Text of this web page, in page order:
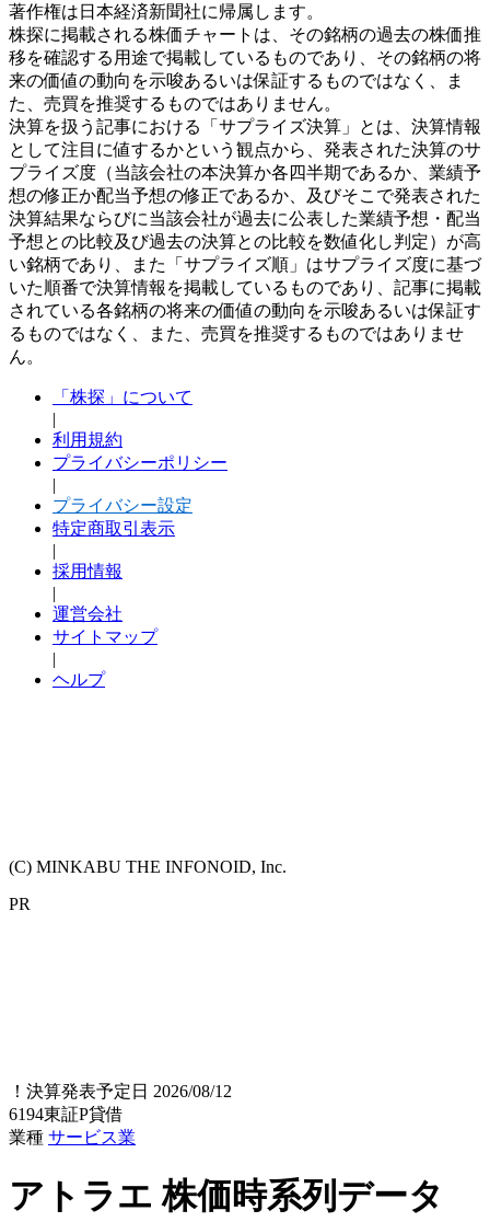
著作権は日本経済新聞社に帰属します。
株探に掲載される株価チャートは、その銘柄の過去の株価推
移を確認する用途で掲載しているものであり、その銘柄の将
来の価値の動向を示唆あるいは保証するものではなく、ま
た、売買を推奨するものではありません。
決算を扱う記事における「サプライズ決算」とは、決算情報
として注目に値するかという観点から、発表された決算のサ
プライズ度（当該会社の本決算か各四半期であるか、業績予
想の修正か配当予想の修正であるか、及びそこで発表された
決算結果ならびに当該会社が過去に公表した業績予想・配当
予想との比較及び過去の決算との比較を数値化し判定）が高
い銘柄であり、また「サプライズ順」はサプライズ度に基づ
いた順番で決算情報を掲載しているものであり、記事に掲載
されている各銘柄の将来の価値の動向を示唆あるいは保証す
るものではなく、また、売買を推奨するものではありませ
ん。
「株探」について
|
利用規約
プライバシーポリシー
|
プライバシー設定
特定商取引表示
|
採用情報
|
運営会社
サイトマップ
|
ヘルプ
(C) MINKABU THE INFONOID, Inc.
PR
！ 決算発表予定日 2026/08/12
6194東証P貸借
業種 サービス業
アトラエ株価時系列データ